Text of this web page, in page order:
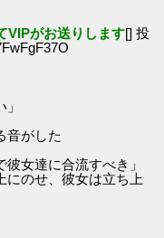
VIPがお送りします[] 投
音がした
女達に合流すべき」
にのせ、彼女は立ち上